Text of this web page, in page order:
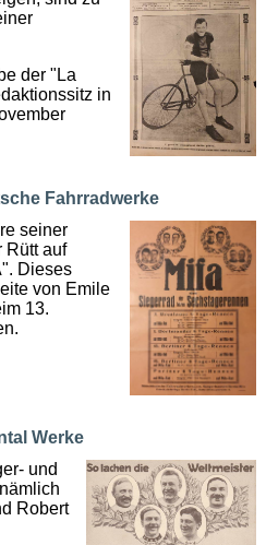
der "La
in
Fahrradwerke
seiner
Rütt auf
Dieses
von Emile
13.
Werke
und
Robert